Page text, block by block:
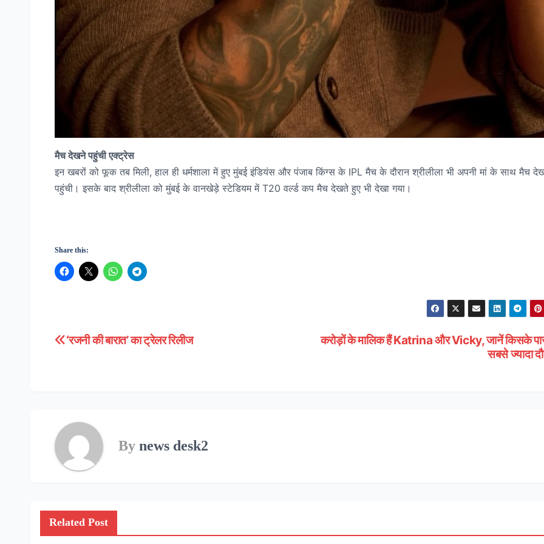
मैच देखने पहुंची एक्ट्रेस
इन खबरों को फूक तब मिली, हाल ही धर्मशाला में हुए मुंबई इंडियंस और पंजाब किंग्स के IPL मैच के दौरान श्रीलीला भी अपनी मां के साथ मैच
पहुंची। इसके बाद श्रीलीला को मुंबई के वानखेड़े स्टेडियम में T20 वर्ल्ड कप मैच देखते हुए भी देखा गया।
Share this:
Post
करोड़ों के मालिक हैं Katrina और Vicky, जानें किसके
सबसे ज्यादा
‘रजनी की बारात’ का ट्रेलर रिलीज
By news desk2
Related Post